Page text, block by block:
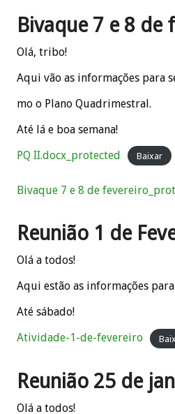
Bivaque 7 e 8 de
Olá, tribo!
Aqui vão as informações para
mo o Plano Quadrimestral.
Até lá e boa semana!
PQ II.docx_protected
Baixar
Bivaque 7 e 8 de
Reunião 1 de
Olá a todos!
Aqui estão as informações
Até sábado!
Atividade-1-de-fevereiro
Reunião 25 de
Olá a todos!